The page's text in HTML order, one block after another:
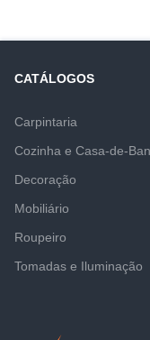
CATÁLOGOS
Carpintaria
Cozinha e Casa-de-
Decoração
Mobiliário
Roupeiro
Tomadas e Iluminação